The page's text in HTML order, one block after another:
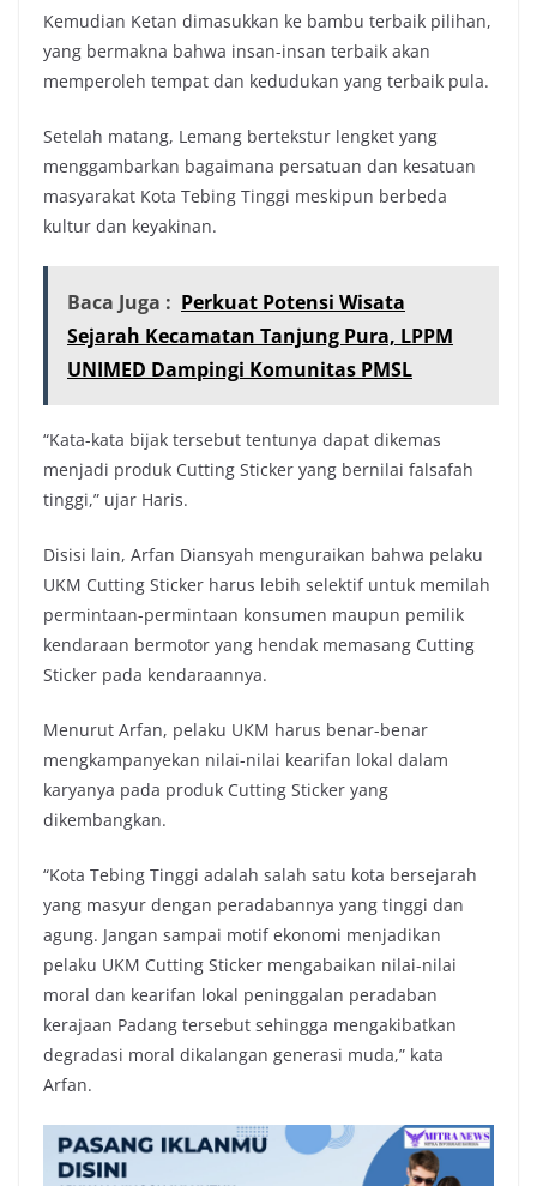
Kemudian Ketan dimasukkan ke bambu terbaik pilihan,
yang bermakna bahwa insan-insan terbaik akan
memperoleh tempat dan kedudukan yang terbaik pula.
Setelah matang, Lemang bertekstur lengket yang
menggambarkan bagaimana persatuan dan kesatuan
masyarakat Kota Tebing Tinggi meskipun berbeda
kultur dan keyakinan.
Baca Juga : Perkuat Potensi Wisata
Sejarah Kecamatan Tanjung Pura, LPPM
UNIMED Dampingi Komunitas PMSL
“Kata-kata bijak tersebut tentunya dapat dikemas
menjadi produk Cutting Sticker yang bernilai falsafah
tinggi,” ujar Haris.
Disisi lain, Arfan Diansyah menguraikan bahwa pelaku
UKM Cutting Sticker harus lebih selektif untuk memilah
permintaan-permintaan konsumen maupun pemilik
kendaraan bermotor yang hendak memasang Cutting
Sticker pada kendaraannya.
Menurut Arfan, pelaku UKM harus benar-benar
mengkampanyekan nilai-nilai kearifan lokal dalam
karyanya pada produk Cutting Sticker yang
dikembangkan.
“Kota Tebing Tinggi adalah salah satu kota bersejarah
yang masyur dengan peradabannya yang tinggi dan
agung. Jangan sampai motif ekonomi menjadikan
pelaku UKM Cutting Sticker mengabaikan nilai-nilai
moral dan kearifan lokal peninggalan peradaban
kerajaan Padang tersebut sehingga mengakibatkan
degradasi moral dikalangan generasi muda,” kata
Arfan.